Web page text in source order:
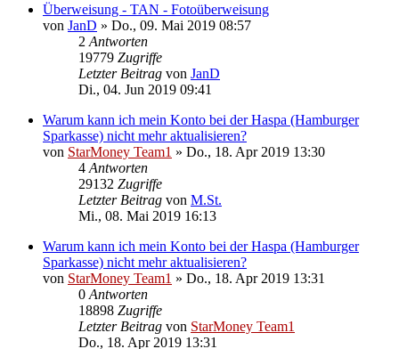
Überweisung - TAN - Fotoüberweisung
von JanD » Do., 09. Mai 2019 08:57
2 Antworten
19779 Zugriffe
Letzter Beitrag von JanD
Di., 04. Jun 2019 09:41
Warum kann ich mein Konto bei der Haspa (Hamburger
Sparkasse) nicht mehr aktualisieren?
von StarMoney Team1 » Do., 18. Apr 2019 13:30
4 Antworten
29132 Zugriffe
Letzter Beitrag von M.St.
Mi., 08. Mai 2019 16:13
Warum kann ich mein Konto bei der Haspa (Hamburger
Sparkasse) nicht mehr aktualisieren?
von StarMoney Team1 » Do., 18. Apr 2019 13:31
0 Antworten
18898 Zugriffe
Letzter Beitrag von StarMoney Team1
Do., 18. Apr 2019 13:31